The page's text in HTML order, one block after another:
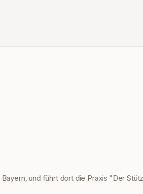
und führt dort die Praxis "Der